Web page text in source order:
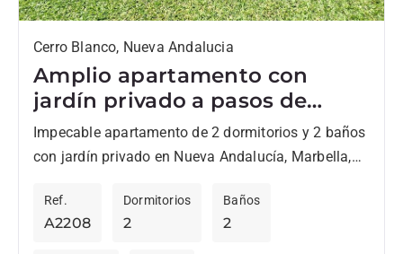
Cerro Blanco, Nueva Andalucia
Amplio apartamento con
jardín privado a pasos de
Centro Plaza, en Nueva
Andalucía
Impecable apartamento de 2 dormitorios y 2 baños
con jardín privado en Nueva Andalucía, Marbella,
pie...
A2208
Ref.
2
Dormitorios
2
Baños